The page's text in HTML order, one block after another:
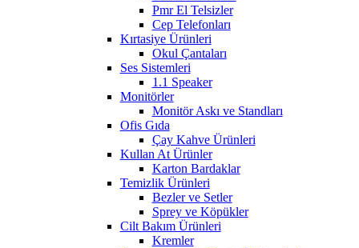
Pmr El Telsizler
Cep Telefonları
Kırtasiye Ürünleri
Okul Çantaları
Ses Sistemleri
1.1 Speaker
Monitörler
Monitör Askı ve Standları
Ofis Gıda
Çay Kahve Ürünleri
Kullan At Ürünler
Karton Bardaklar
Temizlik Ürünleri
Bezler ve Setler
Sprey ve Köpükler
Cilt Bakım Ürünleri
Kremler